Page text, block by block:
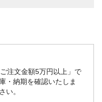
注文金額5万円以上」で
・納期を確認いたしま
い。